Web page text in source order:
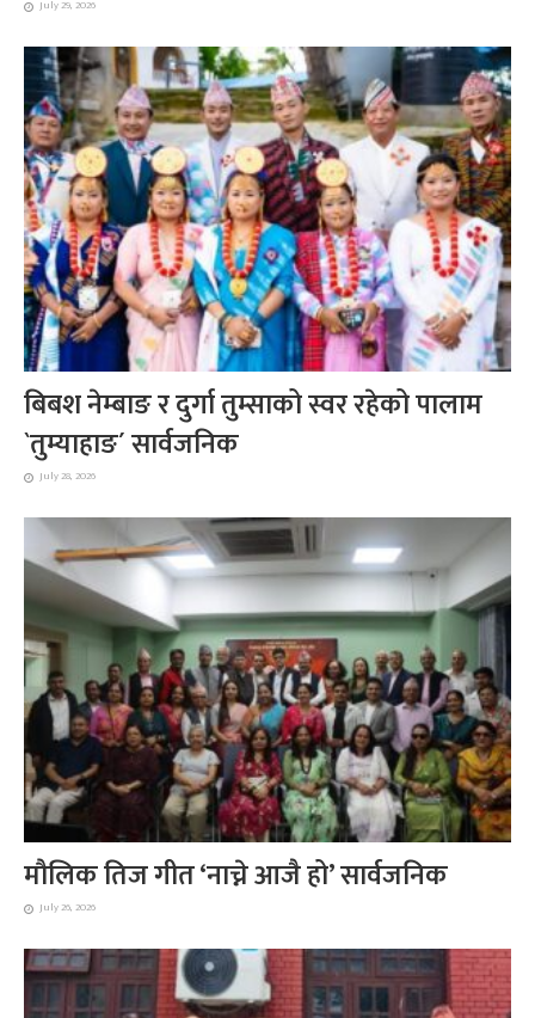
July 29, 2026
बिबश नेम्बाङ र दुर्गा तुम्साको स्वर रहेको पालाम
`तुम्याहाङ´ सार्वजनिक
July 28, 2026
मौलिक तिज गीत ‘नाच्ने आजै हो’ सार्वजनिक
July 26, 2026